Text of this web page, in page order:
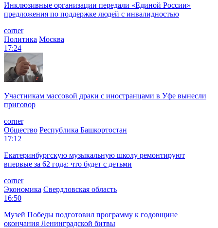
Инклюзивные организации передали «Единой России»
предложения по поддержке людей с инвалидностью
corner
Политика Москва
17:24
Участникам массовой драки с иностранцами в Уфе вынесли
приговор
corner
Общество Республика Башкортостан
17:12
Екатеринбургскую музыкальную школу ремонтируют
впервые за 62 года: что будет с детьми
corner
Экономика Свердловская область
16:50
Музей Победы подготовил программу к годовщине
окончания Ленинградской битвы